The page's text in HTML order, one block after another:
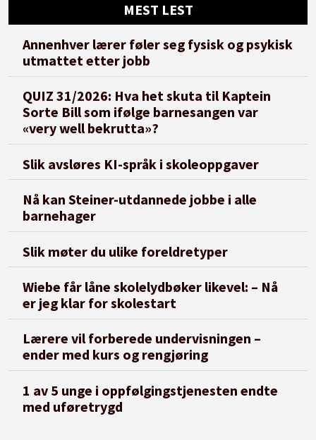
MEST LEST
Annenhver lærer føler seg fysisk og psykisk
utmattet etter jobb
QUIZ 31/2026: Hva het skuta til Kaptein
Sorte Bill som ifølge barnesangen var
«very well bekrutta»?
Slik avsløres KI-språk i skoleoppgaver
Nå kan Steiner-utdannede jobbe i alle
barnehager
Slik møter du ulike foreldretyper
Wiebe får låne skolelydbøker likevel: – Nå
er jeg klar for skolestart
Lærere vil forberede undervisningen –
ender med kurs og rengjøring
1 av 5 unge i oppfølgingstjenesten endte
med uføretrygd